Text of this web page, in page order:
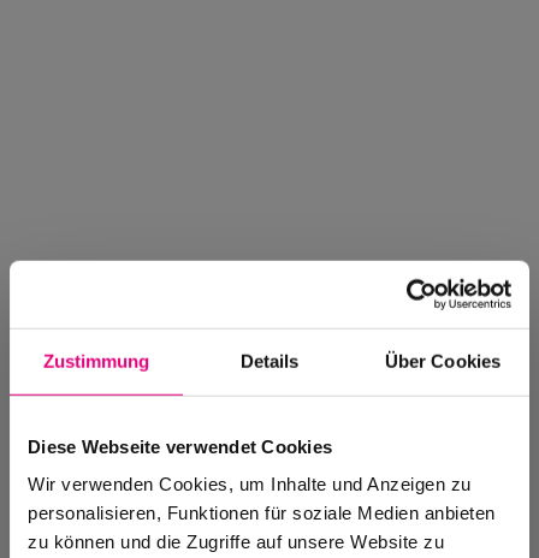
Zustimmung Details Über Cookies
Diese Webseite verwendet Cookies
Wir verwenden Cookies, um Inhalte und Anzeigen zu
personalisieren, Funktionen für soziale Medien anbieten
zu können und die Zugriffe auf unsere Website zu